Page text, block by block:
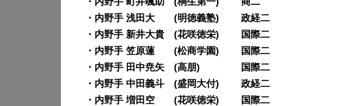
・内野手 浅田大 (明徳義塾) 政経二
・内野手 新井大貴 (花咲徳栄) 国際二
・内野手 笠原蓮 (松商学園) 国際二
・内野手 田中尭矢 (高朋) 国際二
・内野手 中田義斗 (盛岡大付) 政経二
・内野手 増田空 (花咲徳栄) 国際二